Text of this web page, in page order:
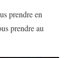
prendre en
prendre au